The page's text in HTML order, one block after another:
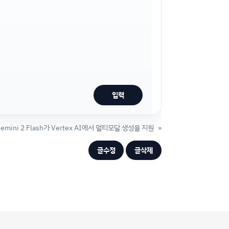
2 Flash가 Vertex AI에서 멀티모달 생성을 지원 »
글수정 글삭제